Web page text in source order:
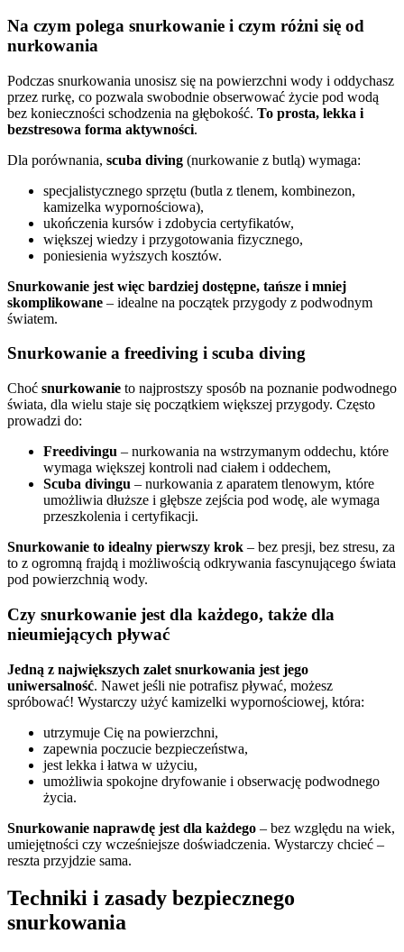
Na czym polega snurkowanie i czym różni się od
nurkowania
Podczas snurkowania unosisz się na powierzchni wody i oddychasz
przez rurkę, co pozwala swobodnie obserwować życie pod wodą
bez konieczności schodzenia na głębokość. To prosta, lekka i
bezstresowa forma aktywności.
Dla porównania, scuba diving (nurkowanie z butlą) wymaga:
specjalistycznego sprzętu (butla z tlenem, kombinezon,
kamizelka wypornościowa),
ukończenia kursów i zdobycia certyfikatów,
większej wiedzy i przygotowania fizycznego,
poniesienia wyższych kosztów.
Snurkowanie jest więc bardziej dostępne, tańsze i mniej
skomplikowane – idealne na początek przygody z podwodnym
światem.
Snurkowanie a freediving i scuba diving
Choć snurkowanie to najprostszy sposób na poznanie podwodnego
świata, dla wielu staje się początkiem większej przygody. Często
prowadzi do:
Freedivingu – nurkowania na wstrzymanym oddechu, które
wymaga większej kontroli nad ciałem i oddechem,
Scuba divingu – nurkowania z aparatem tlenowym, które
umożliwia dłuższe i głębsze zejścia pod wodę, ale wymaga
przeszkolenia i certyfikacji.
Snurkowanie to idealny pierwszy krok – bez presji, bez stresu, za
to z ogromną frajdą i możliwością odkrywania fascynującego świata
pod powierzchnią wody.
Czy snurkowanie jest dla każdego, także dla
nieumiejących pływać
Jedną z największych zalet snurkowania jest jego
uniwersalność. Nawet jeśli nie potrafisz pływać, możesz
spróbować! Wystarczy użyć kamizelki wypornościowej, która:
utrzymuje Cię na powierzchni,
zapewnia poczucie bezpieczeństwa,
jest lekka i łatwa w użyciu,
umożliwia spokojne dryfowanie i obserwację podwodnego
życia.
Snurkowanie naprawdę jest dla każdego – bez względu na wiek,
umiejętności czy wcześniejsze doświadczenia. Wystarczy chcieć –
reszta przyjdzie sama.
Techniki i zasady bezpiecznego
snurkowania